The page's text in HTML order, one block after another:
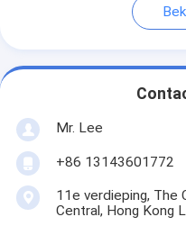
Mr. Lee
+86 13143601772
11e verdieping, The
Central, Hong Kong